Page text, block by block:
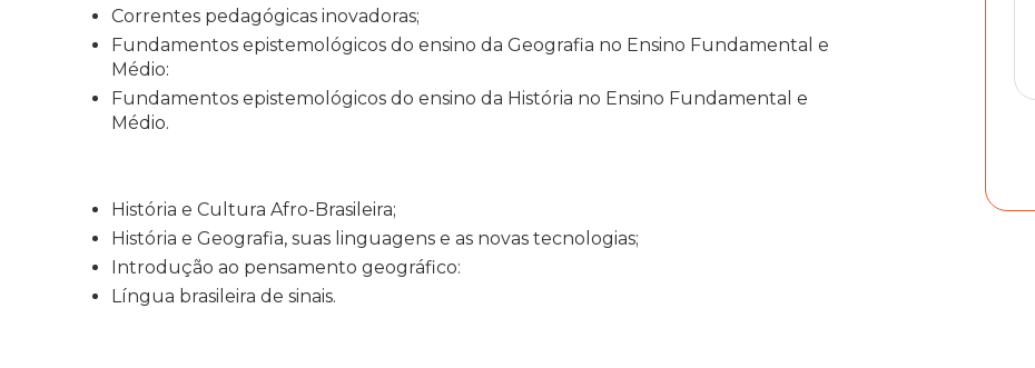
Correntes pedagógicas inovadoras;
Fundamentos epistemológicos do ensino da Geografia no Ensino Fundamental e
Médio:
Fundamentos epistemológicos do ensino da História no Ensino Fundamental e
Médio.
História e Cultura Afro-Brasileira;
História e Geografia, suas linguagens e as novas tecnologias;
Introdução ao pensamento geográfico:
Língua brasileira de sinais.